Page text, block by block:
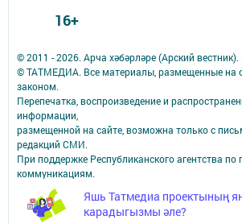
Яшь Татмедиа проектының
карадыгызмы әле?
© 2011 - 2026. Арча хәбәрләре (Арский
© ТАТМЕДИА. Все материалы, размещенные на
законом.
Перепечатка, воспроизведение и
информации,
размещенной на сайте, возможна только с
редакций СМИ.
При поддержке Республиканского агентства
коммуникациям.
Наименование СМИ: Арча хәбәрләре (Арский
СМИ зарегистрировано Федеральной службой
связи,
16+